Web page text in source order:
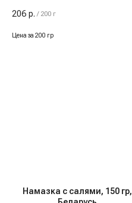
206 р. / 200 г
Цена за 200 гр
Намазка с салями, 150 гр,